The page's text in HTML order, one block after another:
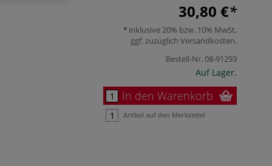
30,80 €
inklusive 20% bzw. 10% MwSt,
ggf. zuzüglich Versandkosten.
Bestell-Nr.08-91293
Auf Lager.
In den Warenkorb
Artikel auf den Merkzettel